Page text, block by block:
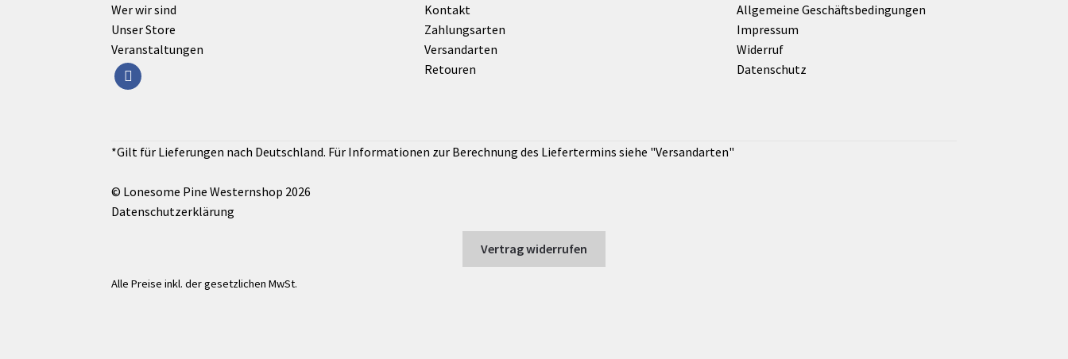
Wer wir sind
Unser Store
Veranstaltungen
facebook
Kontakt
Zahlungsarten
Versandarten
Retouren
Allgemeine Geschäftsbedingungen
Impressum
Widerruf
Datenschutz
© Lonesome Pine Westernshop 2026
Datenschutzerklärung
Vertrag widerrufen
Alle Preise inkl. der gesetzlichen MwSt.